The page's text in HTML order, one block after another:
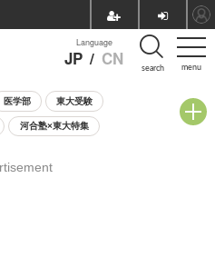
menu
Language
JP / CN search
医学部 東大受験
河合塾×東大特集
説明会・相談会